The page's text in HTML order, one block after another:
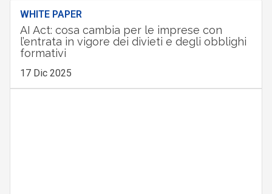
WHITE PAPER
AI Act: cosa cambia per le imprese con
l’entrata in vigore dei divieti e degli obblighi
formativi
17 Dic 2025